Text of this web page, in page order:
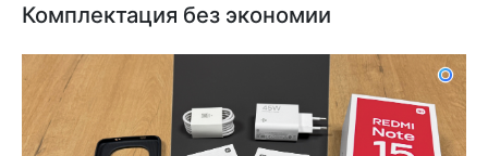
Комплектация без экономии